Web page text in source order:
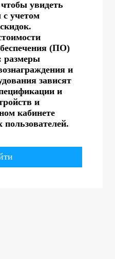
увидеть
учетом
(ПО)
размеры
и
зависят
и
и
кабинете
пользователей.